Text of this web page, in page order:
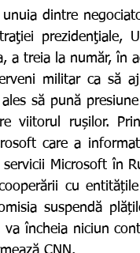
prezidenţiale,
a treia la număr, în
să pună
viitorul rușilor.
care a
Microsoft în
cu
suspendă
încheia niciun